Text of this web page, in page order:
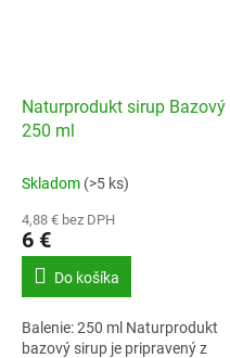
Naturprodukt sirup Bazový
250 ml
Skladom (>5 ks)
4,88 € bez DPH
6 €
Do košíka
Balenie: 250 ml Naturprodukt
bazový sirup je pripravený z